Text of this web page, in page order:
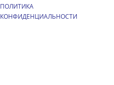
ПОЛИТИКА
КОНФИДЕНЦИАЛЬНОСТИ